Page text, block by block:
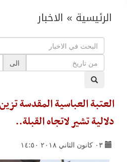
الرئيسية » الاخبار
الى
العتبة العباسية المقدسة
دلالية تشير لاتجاه القبلة..
٠٣ كانون الثاني ٢٠١٨ ١٤:٥٠